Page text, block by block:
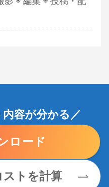
容が分かる／
ロード
ストを計算